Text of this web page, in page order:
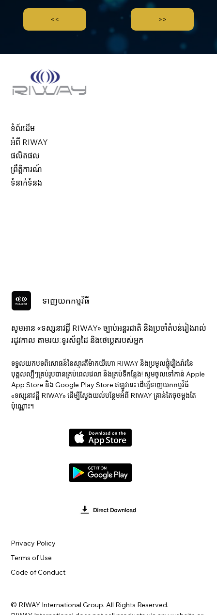
<< >>
ទំព័រដើម
អំពី RIWAY
ផលិតផល
ព្រឹត្តិការណ៍
ទំនាក់ទំនង
ទាញយកកម្មវិធី
សូមអាន «ទស្សនាវ​ដ្ដី RIWAY» ច្បាប់អន្តរជាតិ និងប្រចាំតំបន់រៀងរាល់
រដូវកាល តាមរយៈទូរស័ព្ទដៃ និងថេប្លេតរបស់អ្នក
ទទួលយកបទពិសោធន៍នៃស្មារតីម៉ាកយីហោ RIWAY និងប្រមូលផ្តុំរឿងរ៉ាវនៃ
បុគ្គលល្បីៗគ្រប់រូបបានគ្រប់ពេលវេលា និងគ្រប់ទីកន្លែង! សូមចូលទៅកាន់ Apple
App Store និង Google Play Store ឥឡូវនេះ ដើម្បីទាញយកកម្មវិធី
«ទស្សនាវ​ដ្ដី RIWAY» ដើម្បីស្វែងយល់បន្ថែមអំពី RIWAY គ្រាន់តែចុចម្តងតែ
ប៉ុណ្ណោះ។
Terms of Use
Privacy Policy
Code of Conduct
© RIWAY International Group. All Rights Reserved.